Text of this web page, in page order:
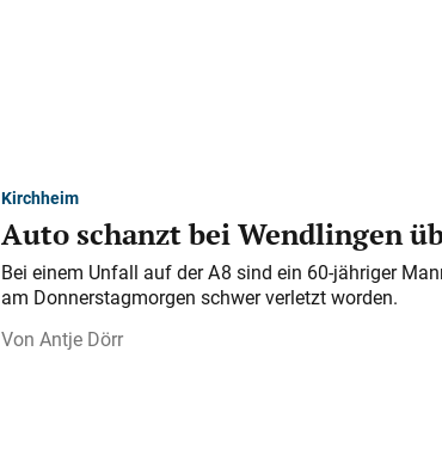
Kirchheim
Auto schanzt bei Wendlingen
Bei einem Unfall auf der A 8 sind ein 60-jähriger
am Donnerstagmorgen schwer verletzt worden.
Antje Dörr